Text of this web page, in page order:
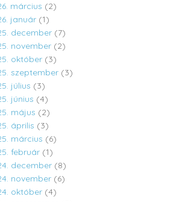
március (2)
január(1)
december(7)
november(2)
október(3)
szeptember(3)
július (3)
június (4)
május (2)
április (3)
március (6)
február(1)
december(8)
november(6)
október(4)